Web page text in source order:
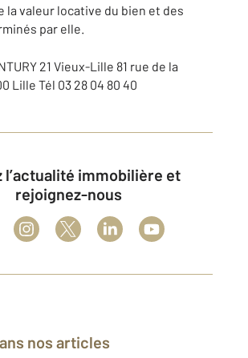
la valeur locative du bien et des
par elle.
21 Vieux-Lille 81 rue de la
Lille Tél 03 28 04 80 40
rejoignez-nous
nos articles